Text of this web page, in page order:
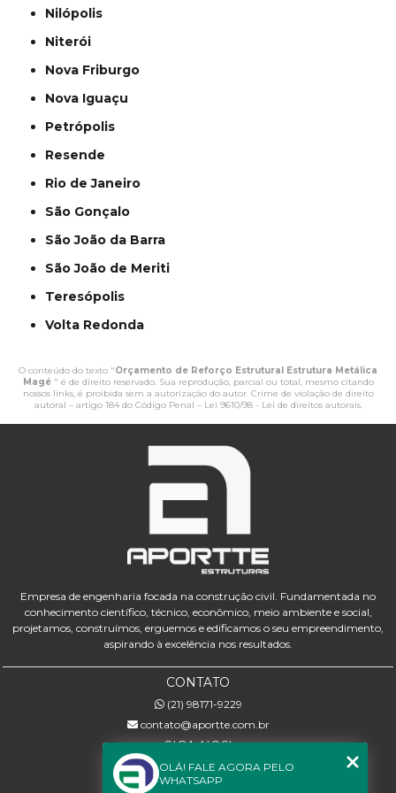
Nilópolis
Niterói
Nova Friburgo
Nova Iguaçu
Petrópolis
Resende
Rio de Janeiro
São Gonçalo
São João da Barra
São João de Meriti
Teresópolis
Volta Redonda
O conteúdo do texto "Orçamento de Reforço Estrutural Estrutura Metálica
Magé " é de direito reservado. Sua reprodução, parcial ou total, mesmo citando
nossos links, é proibida sem a autorização do autor. Crime de violação de direito
autoral – artigo 184 do Código Penal – Lei 9610/98 - Lei de direitos autorais.
Empresa de engenharia focada na construção civil. Fundamentada no
conhecimento científico, técnico, econômico, meio ambiente e social,
projetamos, construímos, erguemos e edificamos o seu empreendimento,
aspirando à excelência nos resultados.
CONTATO
(21) 98171-9229
contato@aportte.com.br
SIGA-NOS!
OLÁ! FALE AGORA PELO
WHATSAPP